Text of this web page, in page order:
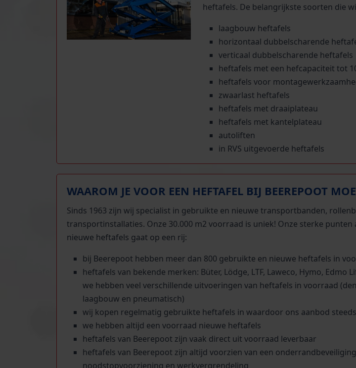
heftafels. De belangrijkste soorten die
laagbouw heftafels
horizontaal dubbelscharende
verticaal dubbelscharende heftafels
heftafels met een hefcapaciteit tot
heftafels voor
zwaarlast heftafels
heftafels met draaiplateau
heftafels met kantelplateau
autoliften
in RVS uitgevoerde heftafels
WAAROM JE VOOR EEN HEFTAFEL BIJ BEEREPOOT
Sinds 1963 zijn wij specialist in gebruikte en nieuwe transportbanden,
transportinstallaties. Onze 30.000 m2 voorraad is uniek! Onze sterke
nieuwe heftafels gaat op een rij:
bij Beerepoot hebben meer dan 800 gebruikte en nieuwe heftafels in
heftafels van bekende merken: Büter, Lödge, LTF, Laweco, Hymo, Edmo
we hebben veel verschillende uitvoeringen van heftafels in voorraad
laagbouw en pneumatisch)
wij kopen regelmatig gebruikte heftafels in waardoor ons aanbod
we hebben altijd een voorraad nieuwe heftafels
heftafels van Beerepoot zijn vaak direct uit voorraad leverbaar
heftafels van Beerepoot zijn altijd voorzien van een
noodstopvoorziening en werkvergrendeling